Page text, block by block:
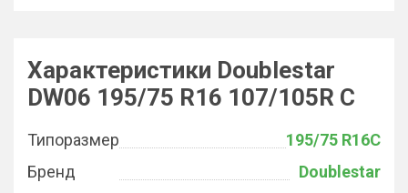
Характеристики Doublestar
DW06 195/75 R16 107/105R C
Типоразмер
195/75 R16C
Бренд
Doublestar